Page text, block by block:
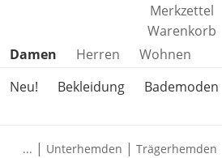
Merkzettel
Warenkorb
Produktkategorien überspringen
Damen Herren
Wohnen
Neu!
Bekleidung Bademoden
... | Unterhemden | Trägerhemden